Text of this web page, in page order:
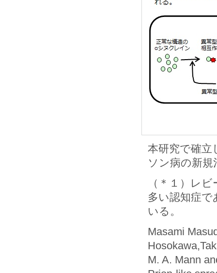
本研究で確立
ソン病の新
（＊１）レ
多い認知症
いる。
Masami
M. A. Mann